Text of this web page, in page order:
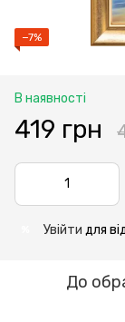
−7%
В наявності
419 грн
Увійти для
До